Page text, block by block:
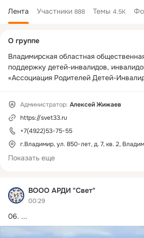
Лента Участники 888 Темы 4.5K
ВООО АРДИ "Свет"
00:29
06. ...
колонка
О группе
Владимирская областная
поддержку детей-инвалидов,
«Ассоциация Родителей Детей-
воспитывающими детей с
В нашу организацию объединились
имеют различные заболевания:
заболевание крови, внутренних
Дауна и др. А началось все с
Администратор: Алексей Жижаев
https://svet33.ru
+7(4922)53-75-55
г.Владимир, ул. 850-лет, д. 7, кв. 2,
Показать еще